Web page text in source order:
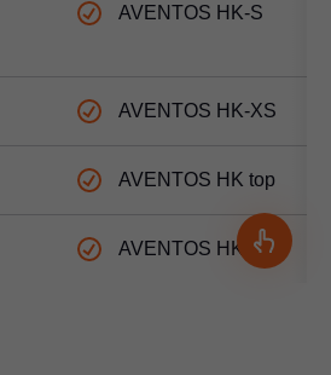
AVENTOS HK-S
AVENTOS HK-XS
AVENTOS HK top
AVENTOS HKi